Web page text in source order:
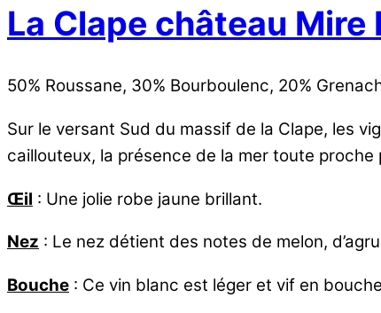
La Clape château Mire
50% Roussane, 30% Bourboulenc, 20%
Sur le versant Sud du massif de la Clape, les
caillouteux, la présence de la mer toute
Œil : Une jolie robe jaune brillant.
Nez : Le nez détient des notes de melon,
Bouche : Ce vin blanc est léger et vif en